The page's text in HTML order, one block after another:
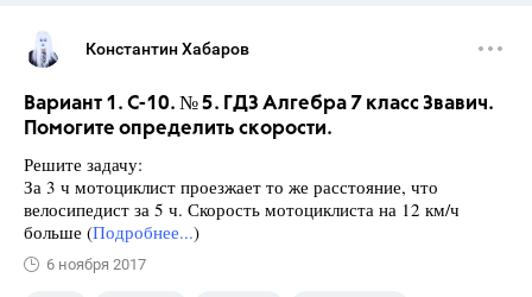
Константин Хабаров
Вариант 1. С-10. № 5. ГДЗ Алгебра 7 класс Звавич.
Помогите определить скорости.
Решите задачу:
За 3 ч мотоциклист проезжает то же расстояние, что
велосипедист за 5 ч. Скорость мотоциклиста на 12 км/ч
больше (Подробнее...)
6 ноября 2017